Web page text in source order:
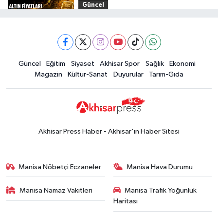
Güncel
güncel fiyatlar
14:40Türkiye'nin En İyi Kuruyemiş
Markası: Halktan
Siyaset
15:49
Çanakkale'nin tarihini yerinde
Çocuk Stilini Tamamlayan
Koleksiyonlar
Güncel Eğitim Siyaset Akhisar Spor Sağlık
Ekonomi
Magazin
Kültür-Sanat Duyurular Tarım-Gıda
Akhisar Press Haber - Akhisar'ın Haber Sitesi
Manisa Nöbetçi Eczaneler Manisa Hava Durumu
Manisa Namaz Vakitleri
Manisa Trafik Yoğunluk
Haritası